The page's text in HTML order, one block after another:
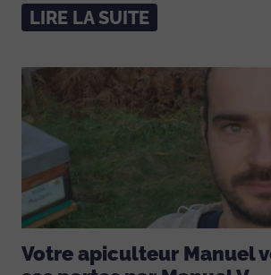
LIRE LA SUITE
Votre apiculteur Manuel